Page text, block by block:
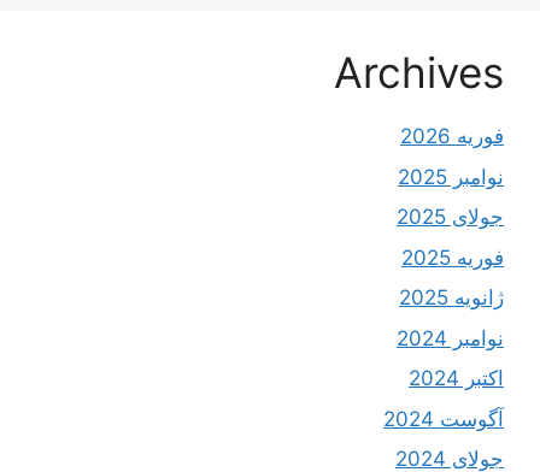
Archives
فوریه 2026
نوامبر 2025
جولای 2025
فوریه 2025
ژانویه 2025
نوامبر 2024
اکتبر 2024
آگوست 2024
جولای 2024